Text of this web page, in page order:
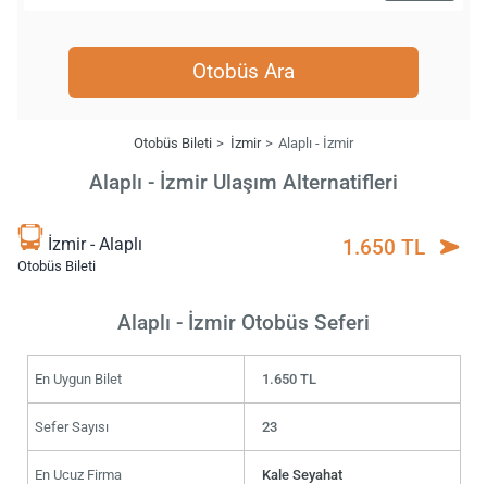
Otobüs Ara
Otobüs Bileti İzmir Alaplı - İzmir
Alaplı - İzmir Ulaşım Alternatifleri
İzmir - Alaplı
Otobüs Bileti
1.650 TL
Alaplı - İzmir Otobüs Seferi
En Uygun Bilet 1.650 TL
Sefer Sayısı 23
En Ucuz Firma Kale Seyahat